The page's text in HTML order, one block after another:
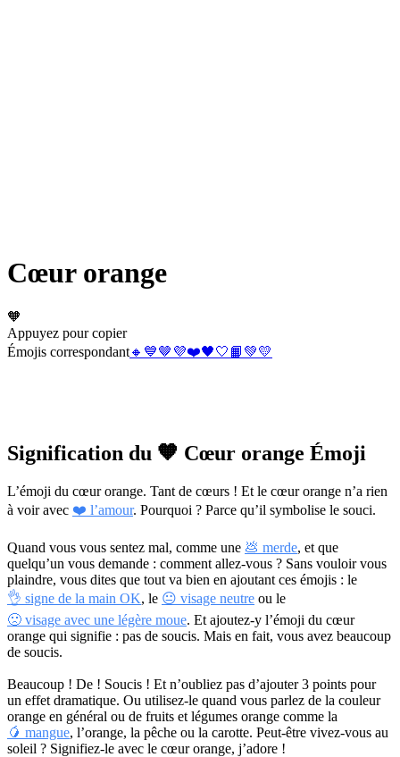
Cœur orange
🧡
Appuyez pour copier
Émojis correspondant🔸 💙🤎 💜❤️🖤🤍 📙 💚💛
Signification du 🧡 Cœur orange Émoji
L’émoji du cœur orange. Tant de cœurs ! Et le cœur orange n’a rien
à voir avec ❤️ l’amour. Pourquoi ? Parce qu’il symbolise le souci.
Quand vous vous sentez mal, comme une 💩 merde, et que
quelqu’un vous demande : comment allez-vous ? Sans vouloir vous
plaindre, vous dites que tout va bien en ajoutant ces émojis : le
👌 signe de la main OK, le 😐 visage neutre ou le
🙁 visage avec une légère moue. Et ajoutez-y l’émoji du cœur
orange qui signifie : pas de soucis. Mais en fait, vous avez beaucoup
de soucis.
Beaucoup ! De ! Soucis ! Et n’oubliez pas d’ajouter 3 points pour
un effet dramatique. Ou utilisez-le quand vous parlez de la couleur
orange en général ou de fruits et légumes orange comme la
🥭 mangue, l’orange, la pêche ou la carotte. Peut-être vivez-vous au
soleil ? Signifiez-le avec le cœur orange, j’adore !